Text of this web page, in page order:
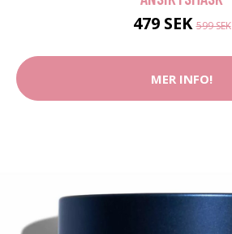
479 SEK599 SEK
MER INFO!